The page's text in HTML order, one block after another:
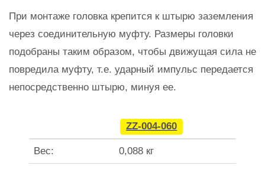
При монтаже головка крепится к штырю заземления
через соединительную муфту. Размеры головки
подобраны таким образом, чтобы движущая сила не
повредила муфту, т.е. ударный импульс передается
непосредственно штырю, минуя ее.
ZZ-004-060
Вес: 0,088 кг